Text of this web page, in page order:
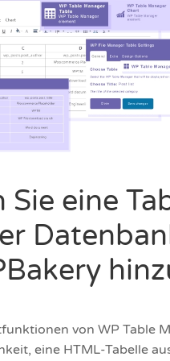
Sie eine
von WP Table
eine HTML-Tabelle